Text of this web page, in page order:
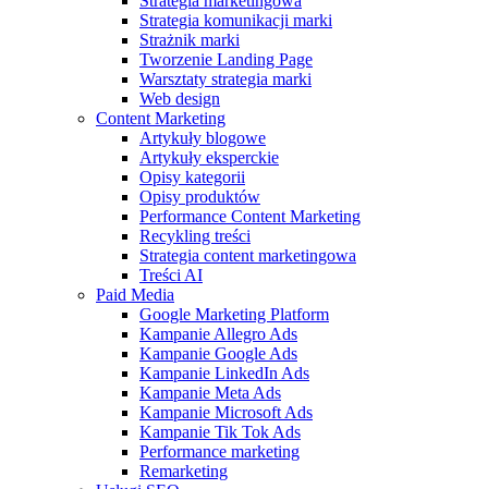
Strategia komunikacji marki
Strażnik marki
Tworzenie Landing Page
Warsztaty strategia marki
Web design
Content Marketing
Artykuły blogowe
Artykuły eksperckie
Opisy kategorii
Opisy produktów
Performance Content Marketing
Recykling treści
Strategia content marketingowa
Treści AI
Paid Media
Google Marketing Platform
Kampanie Allegro Ads
Kampanie Google Ads
Kampanie LinkedIn Ads
Kampanie Meta Ads
Kampanie Microsoft Ads
Kampanie Tik Tok Ads
Performance marketing
Remarketing